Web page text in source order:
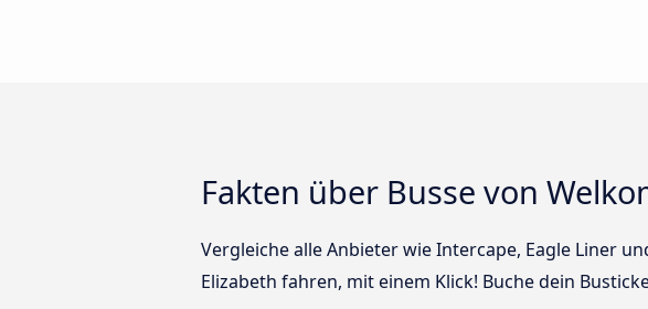
Fakten über Busse von
Vergleiche alle Anbieter wie Intercape, Eagle Liner
Elizabeth fahren, mit einem Klick! Buche dein